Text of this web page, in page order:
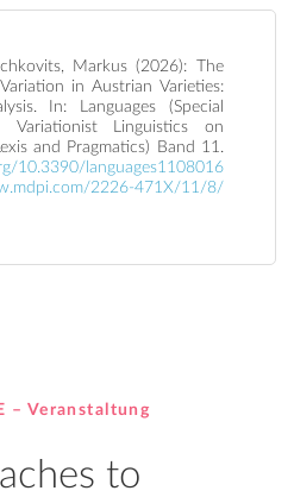
Markus (2026): The
in Austrian Varieties:
In: Languages (Special
Variationist Linguistics on
and Pragmatics) Band 11.
10.3390/languages1108016
2226-471X/11/8/
– Veranstaltung
to